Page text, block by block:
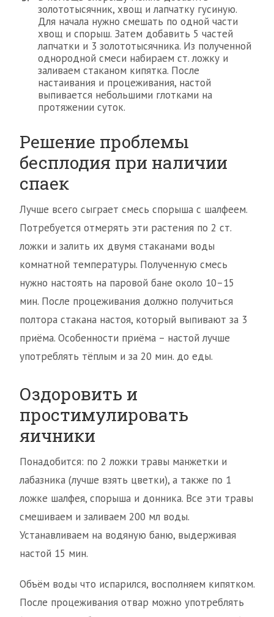
золототысячник, хвощ и лапчатку гусиную.
Для начала нужно смешать по одной части
хвощ и спорыш. Затем добавить 5 частей
лапчатки и 3 золототысячника. Из полученной
однородной смеси набираем ст. ложку и
заливаем стаканом кипятка. После
настаивания и процеживания, настой
выпивается небольшими глотками на
протяжении суток.
Решение проблемы
бесплодия при наличии
спаек
Лучше всего сыграет смесь спорыша с шалфеем.
Потребуется отмерять эти растения по 2 ст.
ложки и залить их двумя стаканами воды
комнатной температуры. Полученную смесь
нужно настоять на паровой бане около 10–15
мин. После процеживания должно получиться
полтора стакана настоя, который выпивают за 3
приёма. Особенности приёма – настой лучше
употреблять тёплым и за 20 мин. до еды.
Оздоровить и
простимулировать
яичники
Понадобится: по 2 ложки травы манжетки и
лабазника (лучше взять цветки), а также по 1
ложке шалфея, спорыша и донника. Все эти травы
смешиваем и заливаем 200 мл воды.
Устанавливаем на водяную баню, выдерживая
настой 15 мин.
Объём воды что испарился, восполняем кипятком.
После процеживания отвар можно употреблять